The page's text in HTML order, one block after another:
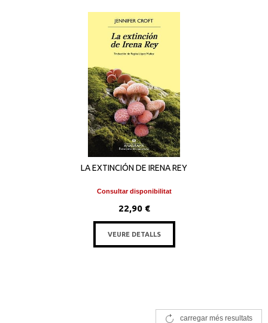
LA EXTINCIÓN DE IRENA REY
Consultar disponibilitat
22,90 €
VEURE DETALLS
carregar més resultats